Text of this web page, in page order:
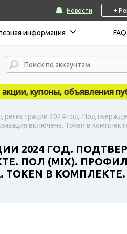
Новости +
информация FAQ
купоны, объявления
регистрации 2024 год.
включена. Token в
2024 ГОД.
ПОЛ (MIX).
В КОМПЛЕКТЕ.